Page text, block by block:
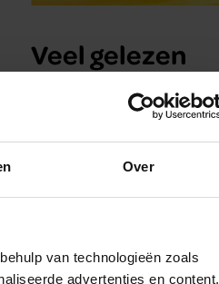
Over
van technologieën zoals
advertenties en content,